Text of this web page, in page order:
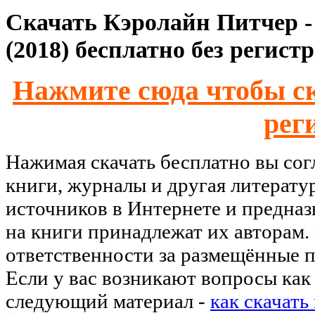
Скачать Кэролайн Питчер
(2018) бесплатно без
Нажмите сюда чтобы
Нажимая скачать бесплатно вы
книги, журналы и другая
источников в Интернете и
на книги принадлежат их
ответственности за размещённые
Если у вас возникают вопросы как
следующий материал - как